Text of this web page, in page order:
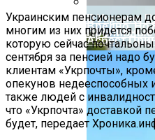
Вредно, Но
Асбест
В Украине
Проливные
Украинским пенсионерам
многим из них придется
которую сейчас
сентября за пенсией надо
клиентам «Укрпочты»,
опекунов недееспособных
также людей с
что «Укрпочта» доставкой
будет, передает